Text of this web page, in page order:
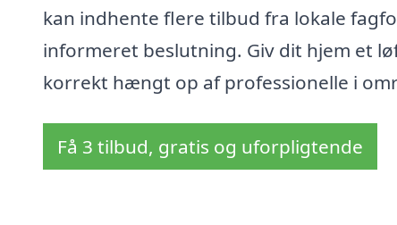
kan indhente flere tilbud fra lokale
informeret beslutning. Giv dit hjem et
korrekt hængt op af professionelle i
Få 3 tilbud, gratis og uforpligtende